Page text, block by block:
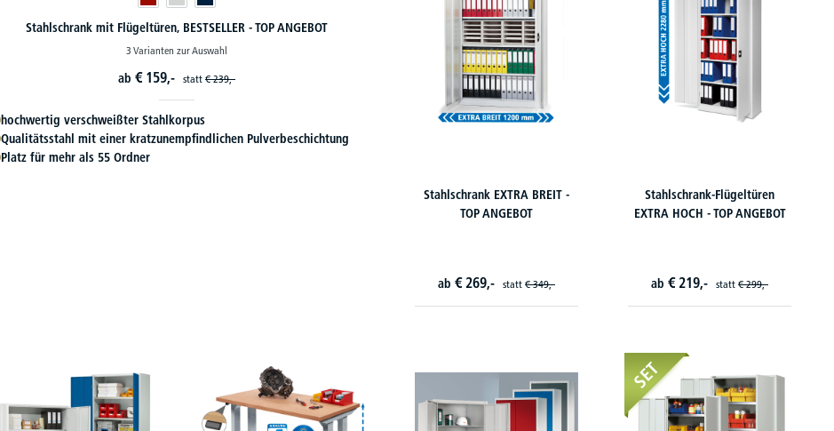
Stahlschrank mit Flügeltüren, BESTSELLER - TOP ANGEBOT
3 Varianten zur Auswahl
ab € 159,- statt € 239,-
hochwertig verschweißter Stahlkorpus
Qualitätsstahl mit einer kratzunempfindlichen Pulverbeschichtung
Platz für mehr als 55 Ordner
Stahlschrank EXTRA BREIT -
TOP ANGEBOT
ab € 269,- statt € 349,-
Stahlschrank-Flügeltüren
EXTRA HOCH - TOP ANGEBOT
ab € 219,- statt € 299,-
SET